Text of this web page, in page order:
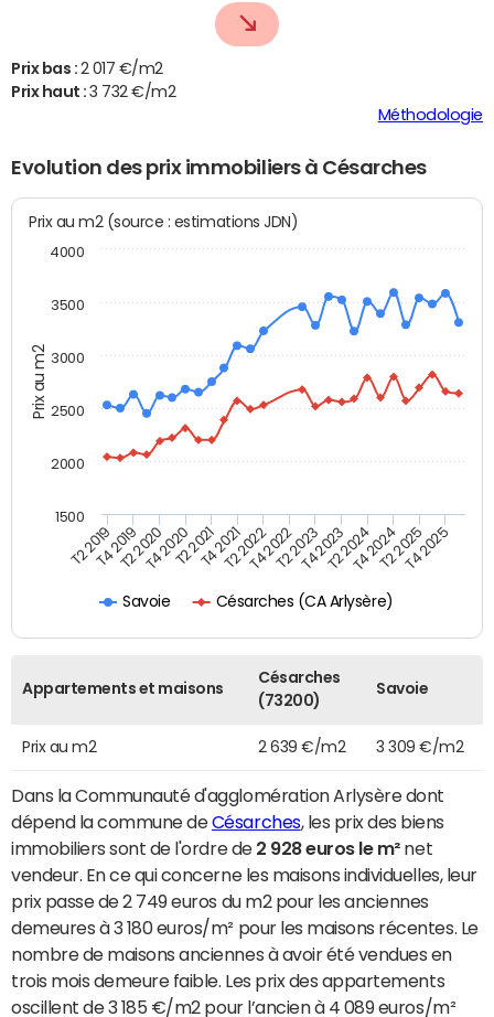
Prix bas : 2 017 €/m2
Prix haut :3 732 €/m2
Méthodologie
Evolution des prix immobiliers à Césarches
Prix au m2
Prix au m2 (source : estimations JDN)
Savoie Césarches (CA Arlysère)
T2 2019T4 2019T2 2020T4 2020T2 2021T4 2021T2 2022T4 2022T2 2023T4 2023T2 2024T4 2024T2 2025T4 2025
1500
2000
2500
3000
3500
4000
Appartements et maisons
Césarches
(73200)
Savoie
Prix au m2 2 639 €/m2 3 309 €/m2
Dans la Communauté d'agglomération Arlysère dont
dépend la commune deCésarches, les prix des biens
immobiliers sont de l'ordre de 2 928 euros le m²net
vendeur. En ce qui concerne les maisons individuelles, leur
prix passe de 2 749 euros du m2 pour les anciennes
demeures à 3 180 euros/m² pour les maisons récentes. Le
nombre de maisons anciennes à avoir été vendues en
trois mois demeure faible. Les prix des appartements
oscillent de 3 185 €/m2 pour l’ancien à 4 089 euros/m²